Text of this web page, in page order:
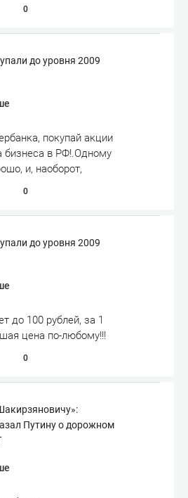
0
до уровня 2009
покупай акции
бизнеса в РФ!.Одному
и, наоборот,
0
до уровня 2009
до 100 рублей, за 1
цена по-любому!!!
0
Путину о дорожном